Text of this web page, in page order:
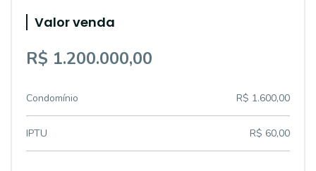
Valor venda
R$ 1.200.000,00
Condomínio R$ 1.600,00
IPTU R$ 60,00